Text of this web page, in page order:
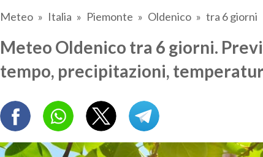
Meteo Italia Piemonte Oldenico tra 6 giorni
Meteo Oldenico tra 6 giorni.
tempo, precipitazioni,